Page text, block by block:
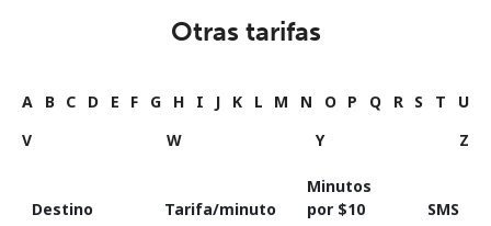
Otras tarifas
A B C D E F G H I J K L M N O P Q R S T
U
V
W Y Z
Destino Tarifa/minuto
Minutos
por ⁦$10⁩
SMS